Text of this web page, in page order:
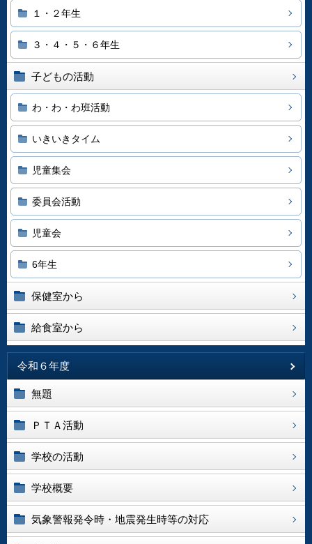
１・２年生
３・４・５・６年生
子どもの活動
わ・わ・わ班活動
いきいきタイム
児童集会
委員会活動
児童会
6年生
保健室から
給食室から
令和６年度
無題
ＰＴＡ活動
学校の活動
学校概要
気象警報発令時・地震発生時等の対応